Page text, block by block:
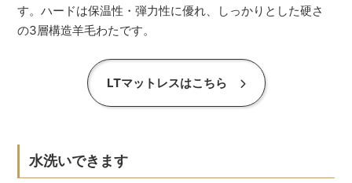
す。ハードは保温性・弾力性に優れ、しっかりとした硬さ
の3層構造羊毛わたです。
LTマットレスはこちら
水洗いできます